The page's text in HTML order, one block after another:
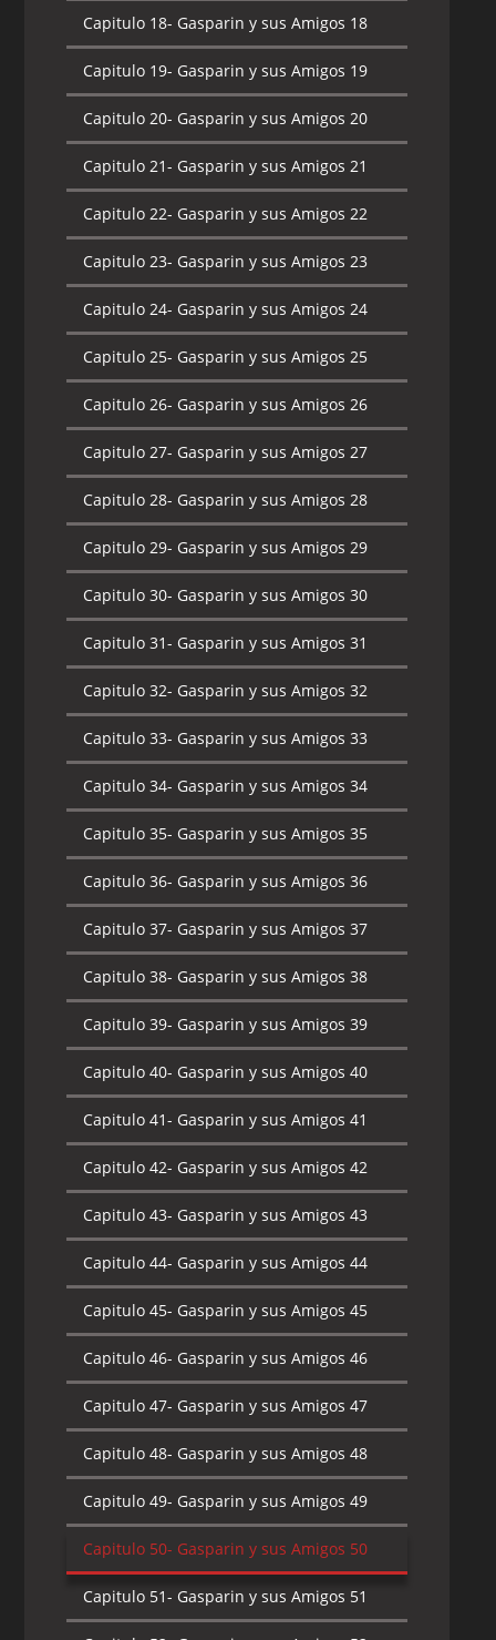
Capitulo 18- Gasparin y sus Amigos 18
Capitulo 19- Gasparin y sus Amigos 19
Capitulo 20- Gasparin y sus Amigos 20
Capitulo 21- Gasparin y sus Amigos 21
Capitulo 22- Gasparin y sus Amigos 22
Capitulo 23- Gasparin y sus Amigos 23
Capitulo 24- Gasparin y sus Amigos 24
Capitulo 25- Gasparin y sus Amigos 25
Capitulo 26- Gasparin y sus Amigos 26
Capitulo 27- Gasparin y sus Amigos 27
Capitulo 28- Gasparin y sus Amigos 28
Capitulo 29- Gasparin y sus Amigos 29
Capitulo 30- Gasparin y sus Amigos 30
Capitulo 31- Gasparin y sus Amigos 31
Capitulo 32- Gasparin y sus Amigos 32
Capitulo 33- Gasparin y sus Amigos 33
Capitulo 34- Gasparin y sus Amigos 34
Capitulo 35- Gasparin y sus Amigos 35
Capitulo 36- Gasparin y sus Amigos 36
Capitulo 37- Gasparin y sus Amigos 37
Capitulo 38- Gasparin y sus Amigos 38
Capitulo 39- Gasparin y sus Amigos 39
Capitulo 40- Gasparin y sus Amigos 40
Capitulo 41- Gasparin y sus Amigos 41
Capitulo 42- Gasparin y sus Amigos 42
Capitulo 43- Gasparin y sus Amigos 43
Capitulo 44- Gasparin y sus Amigos 44
Capitulo 45- Gasparin y sus Amigos 45
Capitulo 46- Gasparin y sus Amigos 46
Capitulo 47- Gasparin y sus Amigos 47
Capitulo 48- Gasparin y sus Amigos 48
Capitulo 49- Gasparin y sus Amigos 49
Capitulo 50- Gasparin y sus Amigos 50
Capitulo 51- Gasparin y sus Amigos 51